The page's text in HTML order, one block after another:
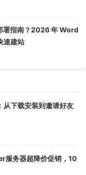
署指南？2026 年 Word
速建站
从下载安装到邀请好友
务器超降价促销，10